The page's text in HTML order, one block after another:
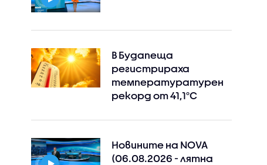
В Будапеща
регистрираха
температуратурен
рекорд от 41,1°C
Новините на NOVA
(06.08.2026 - лятна